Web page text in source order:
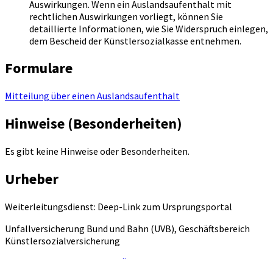
Auswirkungen. Wenn ein Auslandsaufenthalt mit
rechtlichen Auswirkungen vorliegt, können Sie
detaillierte Informationen, wie Sie Widerspruch einlegen,
dem Bescheid der Künstlersozialkasse entnehmen.
Formulare
Mitteilung über einen Auslandsaufenthalt
Hinweise (Besonderheiten)
Es gibt keine Hinweise oder Besonderheiten.
Urheber
Weiterleitungsdienst: Deep-Link zum Ursprungsportal
Unfallversicherung Bund und Bahn (UVB), Geschäftsbereich
Künstlersozialversicherung